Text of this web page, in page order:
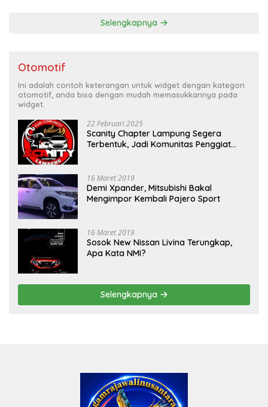
Selengkapnya
Otomotif
Ini adalah contoh keterangan untuk widget dengan kategori
otomotif, anda bisa dengan mudah memasukkannya pada
widget.
22 Februari 2025
Scanity Chapter Lampung Segera
Terbentuk, Jadi Komunitas Penggiat
16 Maret 2019
Demi Xpander, Mitsubishi Bakal
Mengimpor Kembali Pajero Sport
16 Maret 2019
Sosok New Nissan Livina Terungkap,
Apa Kata NMI?
Selengkapnya